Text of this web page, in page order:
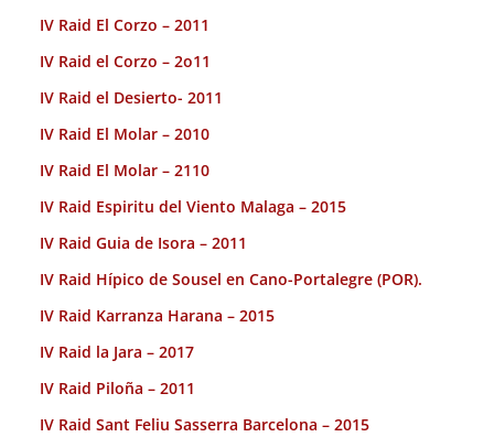
IV Raid El Corzo – 2011
IV Raid el Corzo – 2o11
IV Raid el Desierto- 2011
IV Raid El Molar – 2010
IV Raid El Molar – 2110
IV Raid Espiritu del Viento Malaga – 2015
IV Raid Guia de Isora – 2011
IV Raid Hípico de Sousel en Cano-Portalegre (POR).
IV Raid Karranza Harana – 2015
IV Raid la Jara – 2017
IV Raid Piloña – 2011
IV Raid Sant Feliu Sasserra Barcelona – 2015